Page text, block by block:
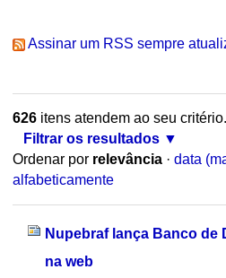
Assinar um RSS sempre
626itens atendem ao seu critério.
Filtrar os resultados
Ordenar por relevância · data
alfabeticamente
Nupebraf lança Banco de
na web